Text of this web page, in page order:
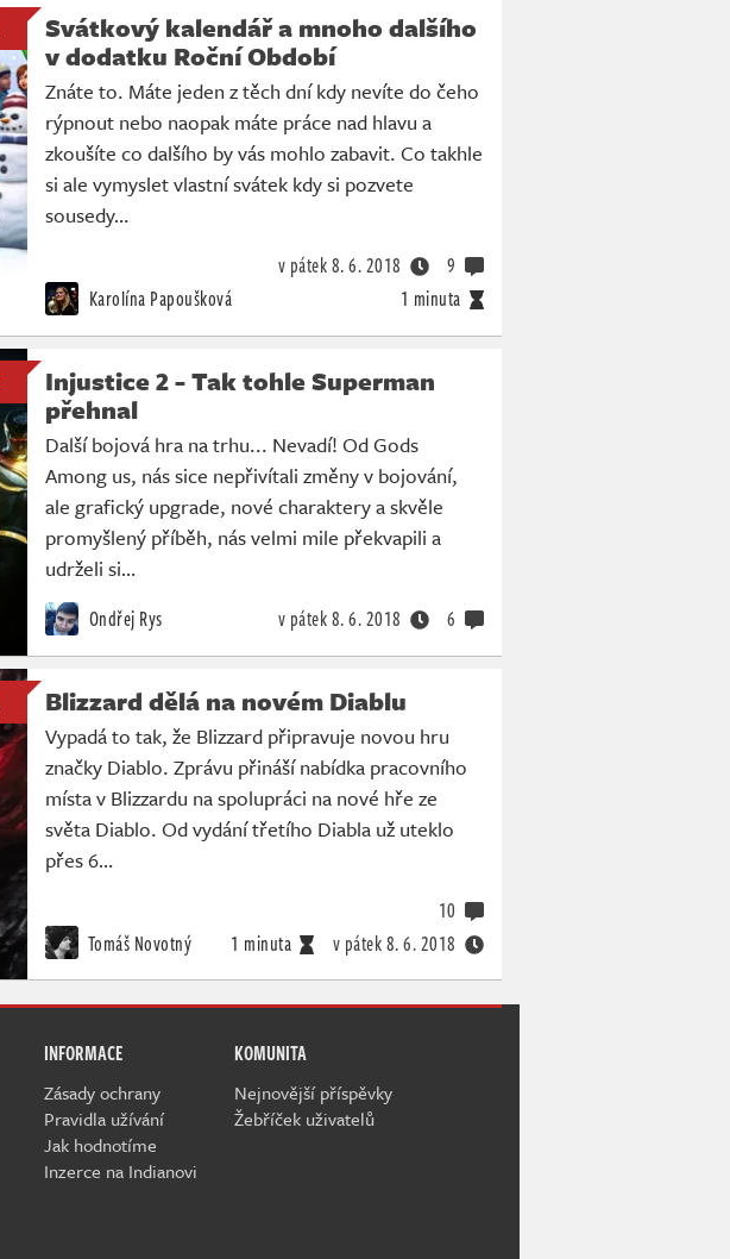
Svátkový kalendář a mnoho dalšího
v dodatku Roční Období
Znáte to. Máte jeden z těch dní kdy nevíte do čeho
rýpnout nebo naopak máte práce nad hlavu a
zkoušíte co dalšího by vás mohlo zabavit. Co takhle
si ale vymyslet vlastní svátek kdy si pozvete
sousedy…
Karolína Papoušková 1 minuta
v pátek8. 6. 2018 9
Injustice 2 - Tak tohle Superman
přehnal
Další bojová hra na trhu... Nevadí! Od Gods
Among us, nás sice nepřivítali změny v bojování,
ale grafický upgrade, nové charaktery a skvěle
promyšlený příběh, nás velmi mile překvapili a
udrželi si…
Ondřej Rys v pátek8. 6. 2018 6
Blizzard dělá na novém Diablu
Vypadá to tak, že Blizzard připravuje novou hru
značky Diablo. Zprávu přináší nabídka pracovního
místa v Blizzardu na spolupráci na nové hře ze
světa Diablo. Od vydání třetího Diabla už uteklo
přes 6…
Tomáš Novotný 1 minuta v pátek8. 6. 2018
10
INFORMACE
Zásady ochrany
Pravidla užívání
Jak hodnotíme
Inzerce na Indianovi
KOMUNITA
Nejnovější příspěvky
Žebříček uživatelů